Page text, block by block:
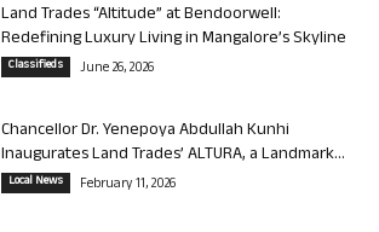
Land Trades “Altitude” at Bendoorwell:
Redefining Luxury Living in Mangalore’s Skyline
Classifieds June 26, 2026
Chancellor Dr. Yenepoya Abdullah Kunhi
Inaugurates Land Trades’ ALTURA, a Landmark...
Local News February 11, 2026